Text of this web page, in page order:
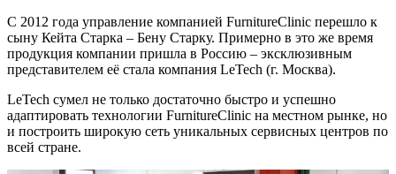
С 2012 года управление компанией FurnitureClinic перешло к
сыну Кейта Старка – Бену Старку. Примерно в это же время
продукция компании пришла в Россию – эксклюзивным
представителем её стала компания LeTech (г. Москва).
LeTech сумел не только достаточно быстро и успешно
адаптировать технологии FurnitureClinic на местном рынке, но
и построить широкую сеть уникальных сервисных центров по
всей стране.